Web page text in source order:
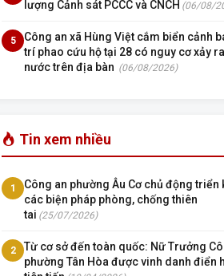
lượng Cảnh sát PCCC và CNCH (06/08/
5
Công an xã Hùng Việt cắm biển cảnh
trí phao cứu hộ tại 28 có nguy cơ xảy
nước trên địa bàn (06/08/2026)
Tin xem nhiều
1
Công an phường Âu Cơ chủ động triển
các biện pháp phòng, chống thiên
tai (25/07/2026)
2
Từ cơ sở đến toàn quốc: Nữ Trưởng
phường Tân Hòa được vinh danh điển